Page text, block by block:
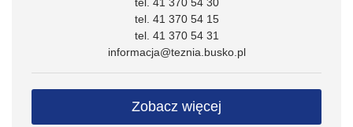
tel. 41 370 54 15
tel. 41 370 54 31
informacja@teznia.busko.pl
Zobacz więcej